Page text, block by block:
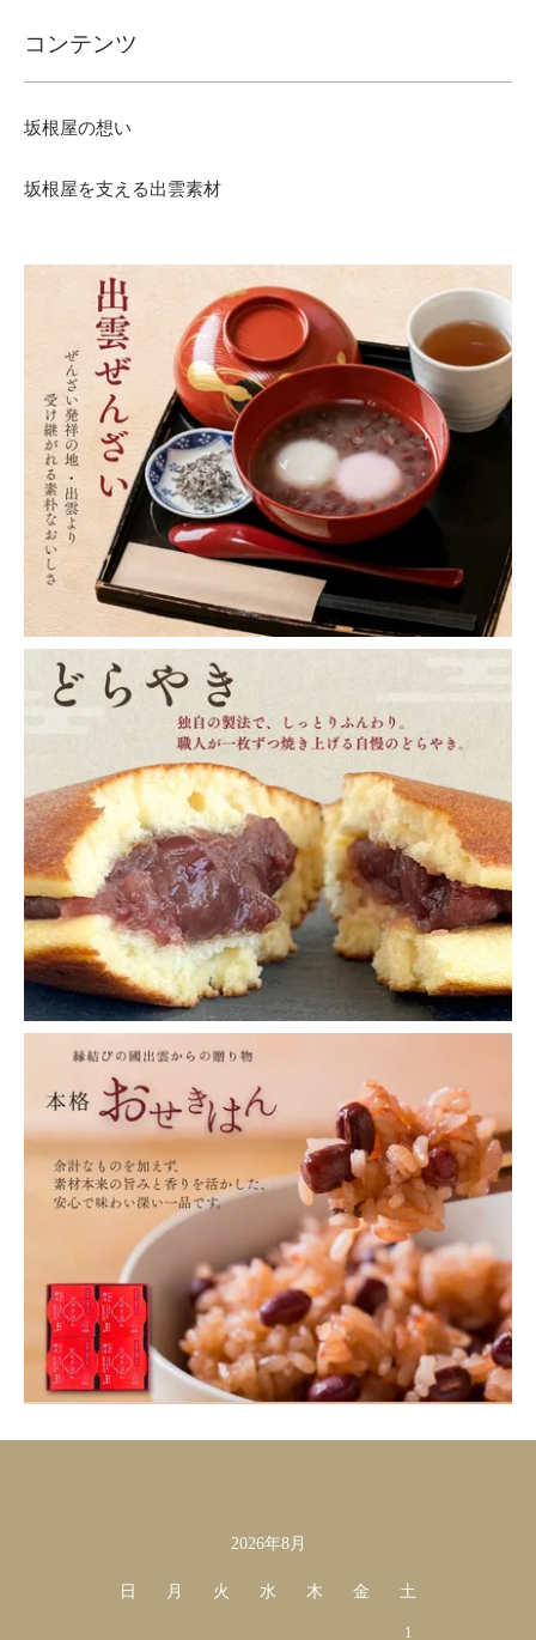
コンテンツ
坂根屋の想い
坂根屋を支える出雲素材
2026年8月
日 月 火 水 木 金 土
1